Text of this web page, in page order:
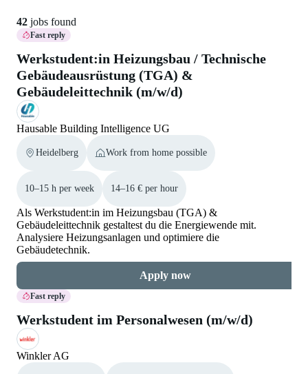
42 jobs found
Fast reply
Werkstudent:in Heizungsbau / Technische
Gebäudeausrüstung (TGA) &
Gebäudeleittechnik (m/w/d)
Hausable Building Intelligence UG
Heidelberg Work from home possible
10–15 h per week 14–16 € per hour
Als Werkstudent:in im Heizungsbau (TGA) &
Gebäudeleittechnik gestaltest du die Energiewende mit.
Analysiere Heizungsanlagen und optimiere die
Gebäudetechnik.
Apply now
Fast reply
Werkstudent im Personalwesen (m/w/d)
Winkler AG